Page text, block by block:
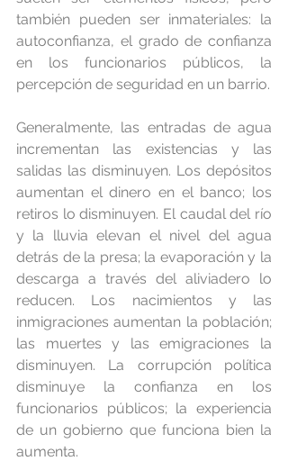
también pueden ser inmateriales: la
autoconfianza, el grado de confianza
en los funcionarios públicos, la
percepción de seguridad en un barrio.
Generalmente, las entradas de agua
incrementan las existencias y las
salidas las disminuyen. Los depósitos
aumentan el dinero en el banco; los
retiros lo disminuyen. El caudal del río
y la lluvia elevan el nivel del agua
detrás de la presa; la evaporación y la
descarga a través del aliviadero lo
reducen. Los nacimientos y las
inmigraciones aumentan la población;
las muertes y las emigraciones la
disminuyen. La corrupción política
disminuye la confianza en los
funcionarios públicos; la experiencia
de un gobierno que funciona bien la
aumenta.